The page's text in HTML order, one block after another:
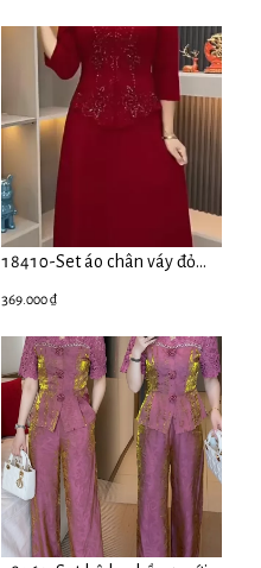
18410-Set áo chân váy đỏ
dài tay cổ cutout cách điệu (
369.000 ₫